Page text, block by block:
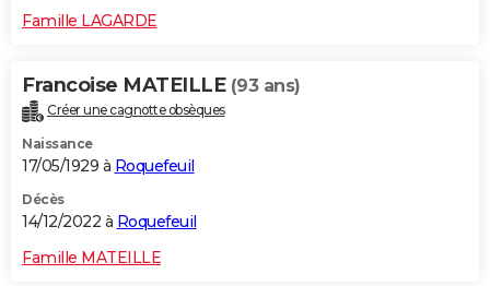
Famille LAGARDE
Francoise MATEILLE (93 ans)
Créer une cagnotte obsèques
Naissance
17/05/1929 à Roquefeuil
Décès
14/12/2022 à Roquefeuil
Famille MATEILLE